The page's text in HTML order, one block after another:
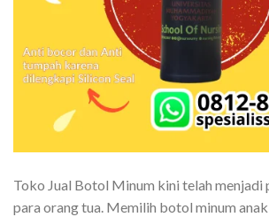
Toko Jual Botol Minum kini telah menjadi
para orang tua. Memilih botol minum